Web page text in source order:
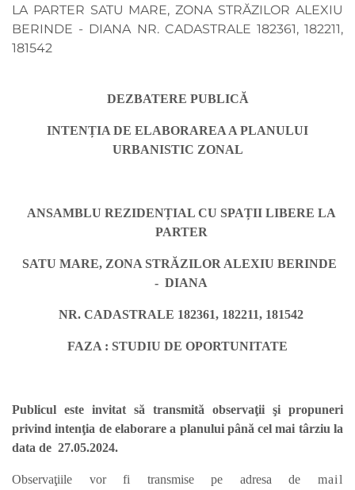
LA PARTER SATU MARE, ZONA STRĂZILOR ALEXIU
BERINDE - DIANA NR. CADASTRALE 182361, 182211,
181542
DEZBATERE PUBLICĂ
INTENȚIA DE ELABORAREA A PLANULUI
URBANISTIC ZONAL
ANSAMBLU REZIDENȚIAL CU SPAȚII LIBERE LA
PARTER
SATU MARE, ZONA STRĂZILOR ALEXIU BERINDE
- DIANA
NR. CADASTRALE 182361, 182211, 181542
FAZA : STUDIU DE OPORTUNITATE
Publicul este invitat să transmită observaţii şi propuneri
privind intenţia de elaborare a planului până cel mai târziu la
data de 27.05.2024.
Observaţiile vor fi transmise pe adresa de mail